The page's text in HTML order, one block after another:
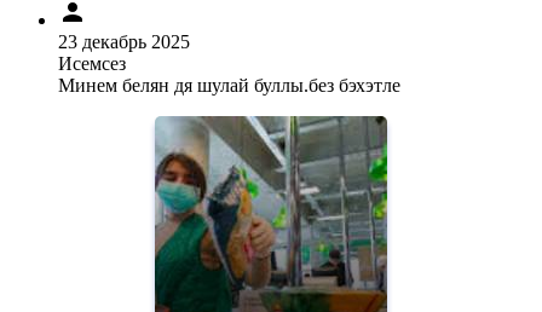
23 декабрь 2025
Исемсез
Минем белян дя шулай буллы.без бэхэтле